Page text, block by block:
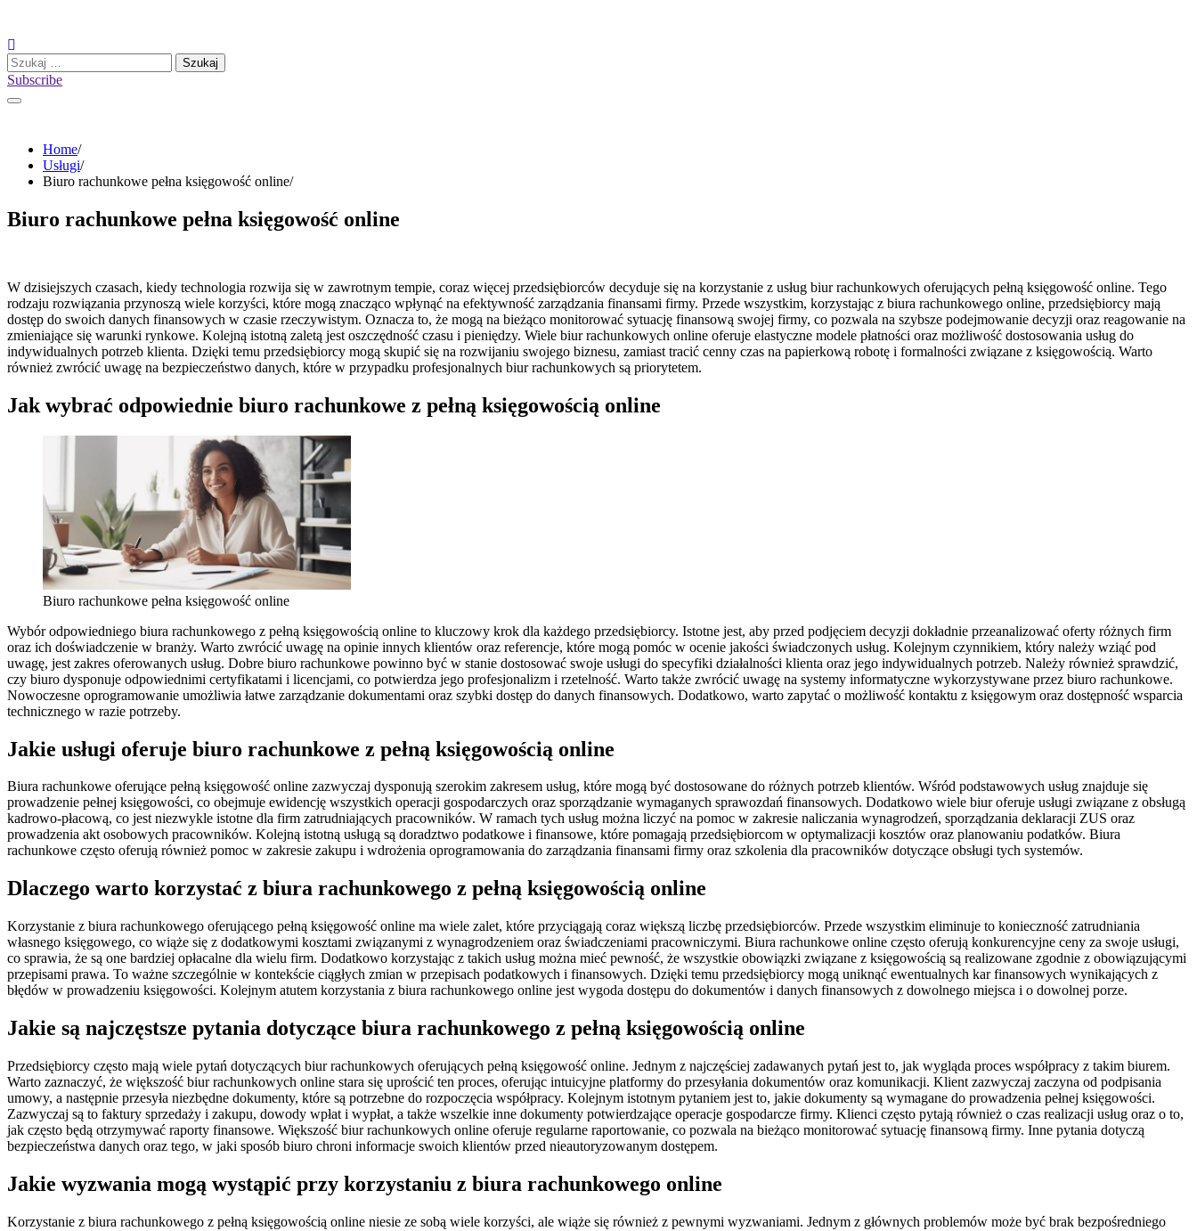
content
Szukaj:
Subscribe
Home
Usługi
Biuro rachunkowe pełna księgowość online
Biuro rachunkowe pełna księgowość online
W dzisiejszych czasach, kiedy technologia rozwija się w zawrotnym tempie, coraz więcej przedsiębiorców decyduje się na korzystanie z usług biur rachunkowych oferujących pełną księgowość online. Tego
rodzaju rozwiązania przynoszą wiele korzyści, które mogą znacząco wpłynąć na efektywność zarządzania finansami firmy. Przede wszystkim, korzystając z biura rachunkowego online, przedsiębiorcy mają
dostęp do swoich danych finansowych w czasie rzeczywistym. Oznacza to, że mogą na bieżąco monitorować sytuację finansową swojej firmy, co pozwala na szybsze podejmowanie decyzji oraz reagowanie na
zmieniające się warunki rynkowe. Kolejną istotną zaletą jest oszczędność czasu i pieniędzy. Wiele biur rachunkowych online oferuje elastyczne modele płatności oraz możliwość dostosowania usług do
indywidualnych potrzeb klienta. Dzięki temu przedsiębiorcy mogą skupić się na rozwijaniu swojego biznesu, zamiast tracić cenny czas na papierkową robotę i formalności związane z księgowością. Warto
również zwrócić uwagę na bezpieczeństwo danych, które w przypadku profesjonalnych biur rachunkowych są priorytetem.
Jak wybrać odpowiednie biuro rachunkowe z pełną księgowością online
Biuro rachunkowe pełna księgowość online
Wybór odpowiedniego biura rachunkowego z pełną księgowością online to kluczowy krok dla każdego przedsiębiorcy. Istotne jest, aby przed podjęciem decyzji dokładnie przeanalizować oferty różnych firm
oraz ich doświadczenie w branży. Warto zwrócić uwagę na opinie innych klientów oraz referencje, które mogą pomóc w ocenie jakości świadczonych usług. Kolejnym czynnikiem, który należy wziąć pod
uwagę, jest zakres oferowanych usług. Dobre biuro rachunkowe powinno być w stanie dostosować swoje usługi do specyfiki działalności klienta oraz jego indywidualnych potrzeb. Należy również sprawdzić,
czy biuro dysponuje odpowiednimi certyfikatami i licencjami, co potwierdza jego profesjonalizm i rzetelność. Warto także zwrócić uwagę na systemy informatyczne wykorzystywane przez biuro rachunkowe.
Nowoczesne oprogramowanie umożliwia łatwe zarządzanie dokumentami oraz szybki dostęp do danych finansowych. Dodatkowo, warto zapytać o możliwość kontaktu z księgowym oraz dostępność wsparcia
technicznego w razie potrzeby.
Jakie usługi oferuje biuro rachunkowe z pełną księgowością online
Biura rachunkowe oferujące pełną księgowość online zazwyczaj dysponują szerokim zakresem usług, które mogą być dostosowane do różnych potrzeb klientów. Wśród podstawowych usług znajduje się
prowadzenie pełnej księgowości, co obejmuje ewidencję wszystkich operacji gospodarczych oraz sporządzanie wymaganych sprawozdań finansowych. Dodatkowo wiele biur oferuje usługi związane z obsługą
kadrowo-płacową, co jest niezwykle istotne dla firm zatrudniających pracowników. W ramach tych usług można liczyć na pomoc w zakresie naliczania wynagrodzeń, sporządzania deklaracji ZUS oraz
prowadzenia akt osobowych pracowników. Kolejną istotną usługą są doradztwo podatkowe i finansowe, które pomagają przedsiębiorcom w optymalizacji kosztów oraz planowaniu podatków. Biura
rachunkowe często oferują również pomoc w zakresie zakupu i wdrożenia oprogramowania do zarządzania finansami firmy oraz szkolenia dla pracowników dotyczące obsługi tych systemów.
Dlaczego warto korzystać z biura rachunkowego z pełną księgowością online
Korzystanie z biura rachunkowego oferującego pełną księgowość online ma wiele zalet, które przyciągają coraz większą liczbę przedsiębiorców. Przede wszystkim eliminuje to konieczność zatrudniania
własnego księgowego, co wiąże się z dodatkowymi kosztami związanymi z wynagrodzeniem oraz świadczeniami pracowniczymi. Biura rachunkowe online często oferują konkurencyjne ceny za swoje usługi,
co sprawia, że są one bardziej opłacalne dla wielu firm. Dodatkowo korzystając z takich usług można mieć pewność, że wszystkie obowiązki związane z księgowością są realizowane zgodnie z obowiązującymi
przepisami prawa. To ważne szczególnie w kontekście ciągłych zmian w przepisach podatkowych i finansowych. Dzięki temu przedsiębiorcy mogą uniknąć ewentualnych kar finansowych wynikających z
błędów w prowadzeniu księgowości. Kolejnym atutem korzystania z biura rachunkowego online jest wygoda dostępu do dokumentów i danych finansowych z dowolnego miejsca i o dowolnej porze.
Jakie są najczęstsze pytania dotyczące biura rachunkowego z pełną księgowością online
Przedsiębiorcy często mają wiele pytań dotyczących biur rachunkowych oferujących pełną księgowość online. Jednym z najczęściej zadawanych pytań jest to, jak wygląda proces współpracy z takim biurem.
Warto zaznaczyć, że większość biur rachunkowych online stara się uprościć ten proces, oferując intuicyjne platformy do przesyłania dokumentów oraz komunikacji. Klient zazwyczaj zaczyna od podpisania
umowy, a następnie przesyła niezbędne dokumenty, które są potrzebne do rozpoczęcia współpracy. Kolejnym istotnym pytaniem jest to, jakie dokumenty są wymagane do prowadzenia pełnej księgowości.
Zazwyczaj są to faktury sprzedaży i zakupu, dowody wpłat i wypłat, a także wszelkie inne dokumenty potwierdzające operacje gospodarcze firmy. Klienci często pytają również o czas realizacji usług oraz o to,
jak często będą otrzymywać raporty finansowe. Większość biur rachunkowych online oferuje regularne raportowanie, co pozwala na bieżąco monitorować sytuację finansową firmy. Inne pytania dotyczą
bezpieczeństwa danych oraz tego, w jaki sposób biuro chroni informacje swoich klientów przed nieautoryzowanym dostępem.
Jakie wyzwania mogą wystąpić przy korzystaniu z biura rachunkowego online
Korzystanie z biura rachunkowego z pełną księgowością online niesie ze sobą wiele korzyści, ale wiąże się również z pewnymi wyzwaniami. Jednym z głównych problemów może być brak bezpośredniego